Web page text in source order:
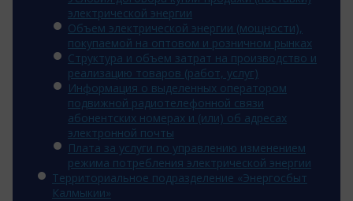
электрической энергии
Объем электрической энергии (мощности),
покупаемой на оптовом и розничном рынках
Структура и объем затрат на производство и
реализацию товаров (работ, услуг)
Информация о выделенных оператором
подвижной радиотелефонной связи
абонентских номерах и (или) об адресах
электронной почты
Плата за услуги по управлению изменением
режима потребления электрической энергии
Территориальное подразделение «Энергосбыт
Калмыкии»